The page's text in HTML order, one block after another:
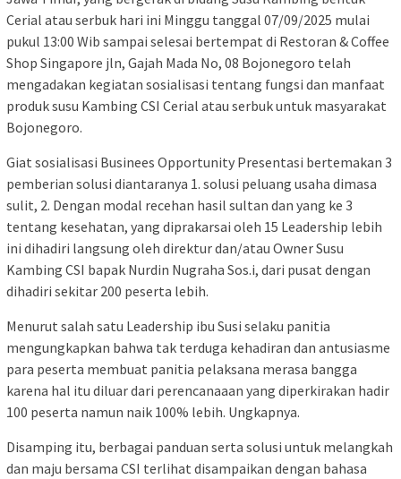
Cerial atau serbuk hari ini Minggu tanggal 07/09/2025 mulai
pukul 13:00 Wib sampai selesai bertempat di Restoran & Coffee
Shop Singapore jln, Gajah Mada No, 08 Bojonegoro telah
mengadakan kegiatan sosialisasi tentang fungsi dan manfaat
produk susu Kambing CSI Cerial atau serbuk untuk masyarakat
Bojonegoro.
Giat sosialisasi Businees Opportunity Presentasi bertemakan 3
pemberian solusi diantaranya 1. solusi peluang usaha dimasa
sulit, 2. Dengan modal recehan hasil sultan dan yang ke 3
tentang kesehatan, yang diprakarsai oleh 15 Leadership lebih
ini dihadiri langsung oleh direktur dan/atau Owner Susu
Kambing CSI bapak Nurdin Nugraha Sos.i, dari pusat dengan
dihadiri sekitar 200 peserta lebih.
Menurut salah satu Leadership ibu Susi selaku panitia
mengungkapkan bahwa tak terduga kehadiran dan antusiasme
para peserta membuat panitia pelaksana merasa bangga
karena hal itu diluar dari perencanaaan yang diperkirakan hadir
100 peserta namun naik 100% lebih. Ungkapnya.
Disamping itu, berbagai panduan serta solusi untuk melangkah
dan maju bersama CSI terlihat disampaikan dengan bahasa